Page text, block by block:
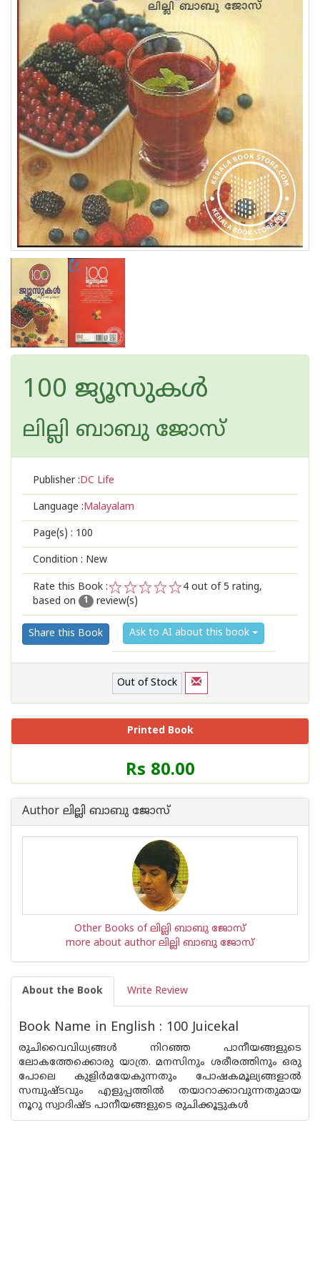
100 ജ്യൂസുകള്‍
ലില്ലി ബാബു ജോസ്
Publisher :DC Life
Language :Malayalam
Page(s) : 100
Condition : New
Rate this Book :
2
1
4 out of 5 rating,
based on
1 review(s)
Share this Book Ask to AI about this book
Out of Stock
Printed Book
Price
of
Book
is
Rs 80.00
Author ലില്ലി ബാബു ജോസ്
Other Books of ലില്ലി ബാബു ജോസ്
more about author ലില്ലി ബാബു ജോസ്
About the Book Write Review
Book Name in English : 100 Juicekal
രുചിവൈവിധ്യങ്ങള്‍ നിറഞ്ഞ പാനീയങ്ങളുടെ
ലോകത്തേക്കൊരു യാത്ര. മനസിനും ശരീരത്തിനും ഒരു
പോലെ കുളിര്‍മയേകുന്നതും പോഷകമൂല്യങ്ങളാല്‍
സമ്പുഷ്ടവും എളുപ്പത്തില്‍ തയാറാക്കാവുന്നതുമായ
നൂറു സ്വാദിഷ്ട പാനീയങ്ങളുടെ രുചിക്കൂട്ടുകള്‍